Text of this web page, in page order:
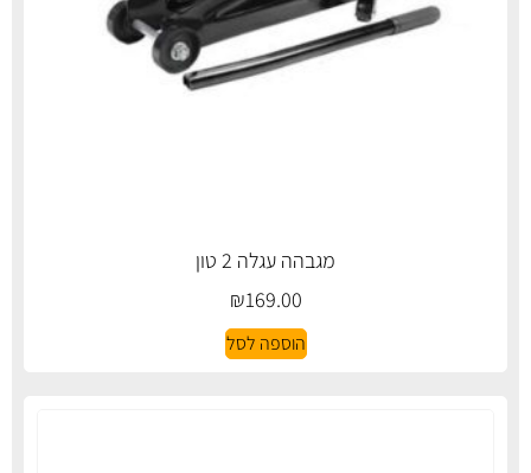
מגבהה עגלה 2 טון
₪169.00
הוספה לסל